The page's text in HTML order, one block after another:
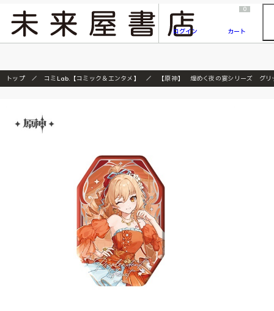
『ONE PIECE magazine 021 ONE PIECEカード付き同梱版』発売延期のご案内
ログイン
0
カート
トップ コミLab.【コミック＆エンタメ】 【原神】 煌めく夜の宴シリーズ グ